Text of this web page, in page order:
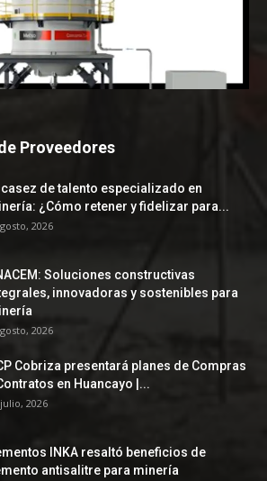
Proveedores
de talento especializado en
¿Cómo retener y fidelizar para...
2026
Soluciones constructivas
innovadoras y sostenibles para
2026
Cobriza presentará planes de Compras
en Huancayo |...
2026
INKA resaltó beneficios de
antisalitre para minería